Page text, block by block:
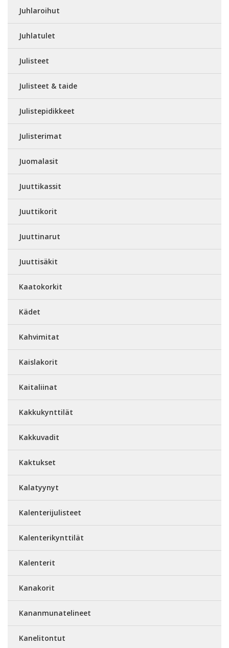
Juhlaroihut
Juhlatulet
Julisteet
Julisteet & taide
Julistepidikkeet
Julisterimat
Juomalasit
Juuttikassit
Juuttikorit
Juuttinarut
Juuttisäkit
Kaatokorkit
Kädet
Kahvimitat
Kaislakorit
Kaitaliinat
Kakkukynttilät
Kakkuvadit
Kaktukset
Kalatyynyt
Kalenterijulisteet
Kalenterikynttilät
Kalenterit
Kanakorit
Kananmunatelineet
Kanelitontut